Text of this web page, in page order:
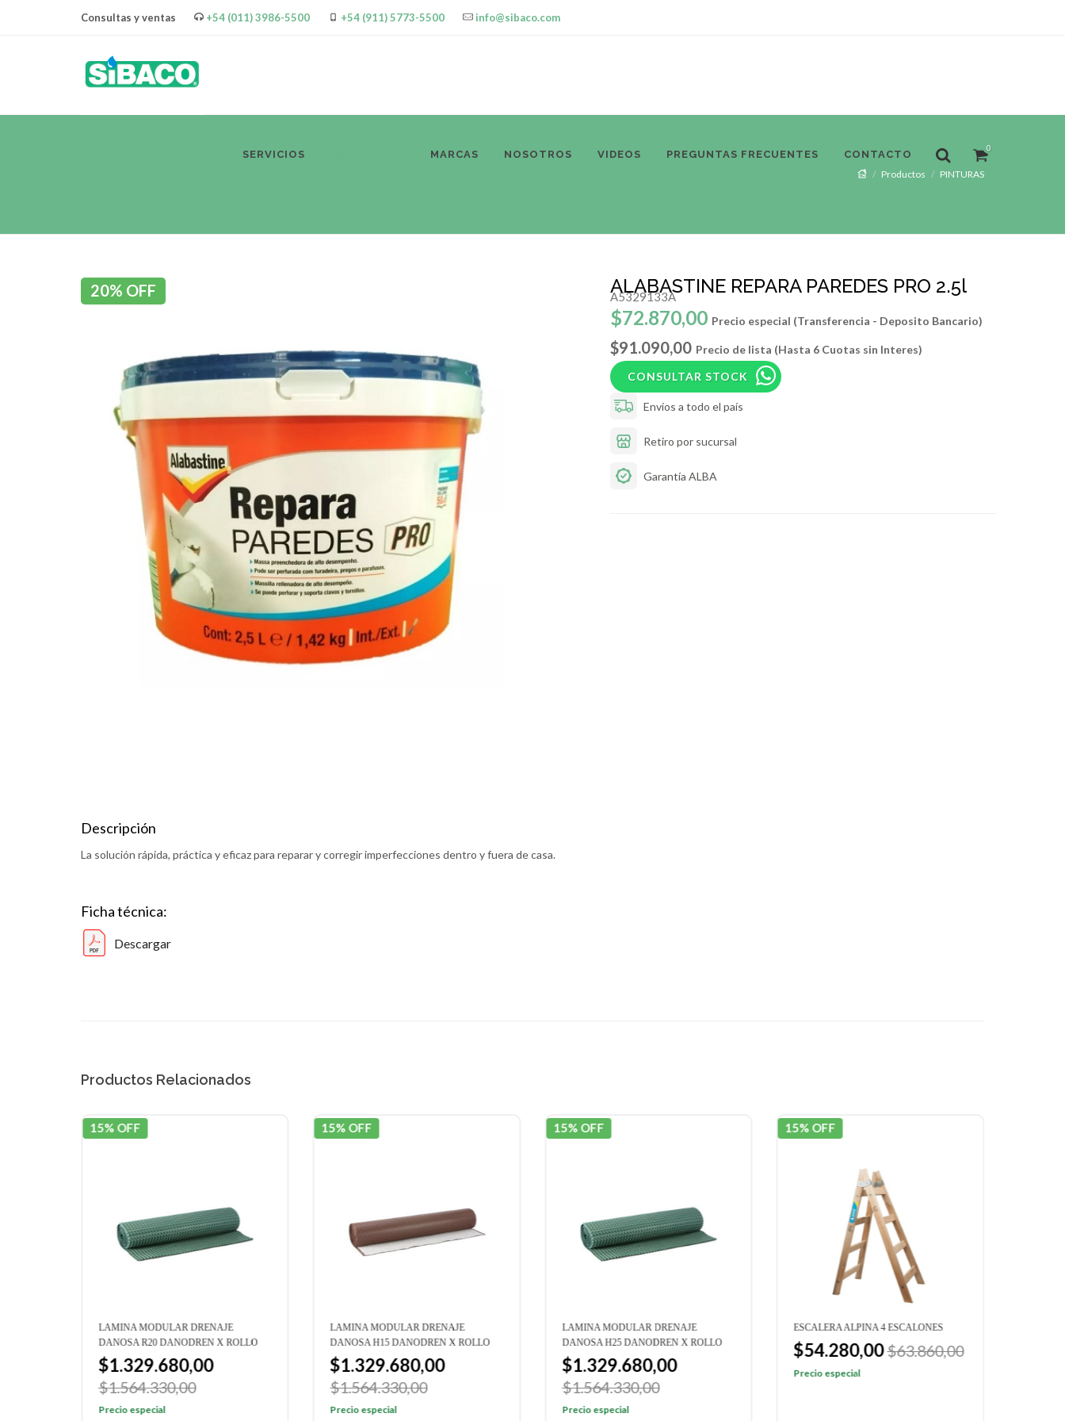
Consultas y ventas +54 (011) 3986-5500 +54 (911) 5773-5500 info@sibaco.com
SERVICIOS MARCAS NOSOTROS VIDEOS PREGUNTAS FRECUENTES CONTACTO
0
Productos PINTURAS
20% OFF
Descripción
La solución rápida, práctica y eficaz para reparar y corregir imperfecciones dentro y fuera de casa.
Ficha técnica:
Descargar
ALABASTINE REPARA PAREDES PRO 2.5l
A5329133A
$72.870,00 Precio especial (Transferencia - Deposito Bancario)
$91.090,00 Precio de lista (Hasta 6 Cuotas sin Interes)
CONSULTAR STOCK
Envíos a todo el país
Retiro por sucursal
Garantía ALBA
Productos Relacionados
15% OFF
LAMINA MODULAR DRENAJE
DANOSA R20 DANODREN X ROLLO
$1.329.680,00
$1.564.330,00
Precio especial
15% OFF
LAMINA MODULAR DRENAJE
DANOSA H15 DANODREN X ROLLO
$1.329.680,00
$1.564.330,00
Precio especial
15% OFF
LAMINA MODULAR DRENAJE
DANOSA H25 DANODREN X ROLLO
$1.329.680,00
$1.564.330,00
Precio especial
15% OFF
ESCALERA ALPINA 4 ESCALONES
$54.280,00$63.860,00
Precio especial